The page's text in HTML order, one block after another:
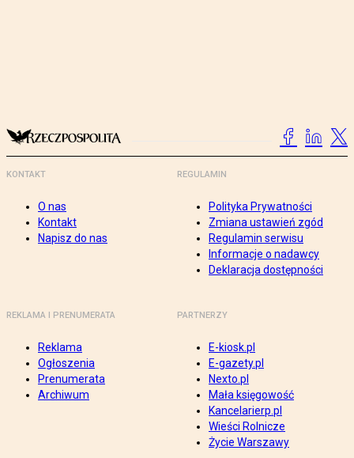
KONTAKT
O nas
Kontakt
Napisz do nas
REGULAMIN
Polityka Prywatności
Zmiana ustawień zgód
Regulamin serwisu
Informacje o nadawcy
Deklaracja dostępności
REKLAMA I PRENUMERATA
Reklama
Ogłoszenia
Prenumerata
Archiwum
PARTNERZY
E-kiosk.pl
E-gazety.pl
Nexto.pl
Mała księgowość
Kancelarierp.pl
Wieści Rolnicze
Życie Warszawy